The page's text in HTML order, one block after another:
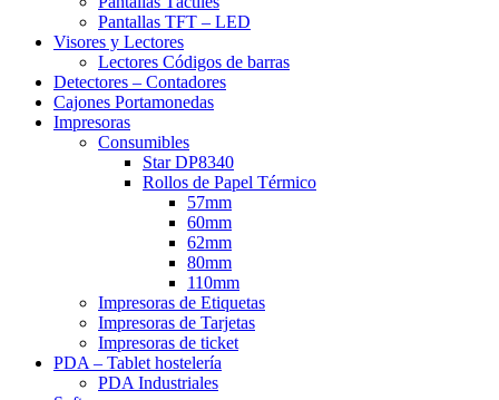
Pantallas TFT – LED
Visores y Lectores
Lectores Códigos de barras
Detectores – Contadores
Cajones Portamonedas
Impresoras
Consumibles
Star DP8340
Rollos de Papel Térmico
57mm
60mm
62mm
80mm
110mm
Impresoras de Etiquetas
Impresoras de Tarjetas
Impresoras de ticket
PDA – Tablet hostelería
PDA Industriales